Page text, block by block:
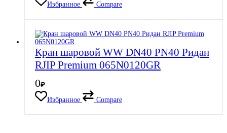
Избранное Compare
Кран шаровой WW DN40 PN40 Ридан
RJIP Premium 065N0120GR
0₽
Избранное
Compare